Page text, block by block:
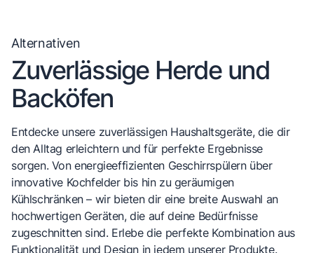
Alternativen
Zuverlässige Herde und
Backöfen
Entdecke unsere zuverlässigen Haushaltsgeräte, die dir
den Alltag erleichtern und für perfekte Ergebnisse
sorgen. Von energieeffizienten Geschirrspülern über
innovative Kochfelder bis hin zu geräumigen
Kühlschränken – wir bieten dir eine breite Auswahl an
hochwertigen Geräten, die auf deine Bedürfnisse
zugeschnitten sind. Erlebe die perfekte Kombination aus
Funktionalität und Design in jedem unserer Produkte.